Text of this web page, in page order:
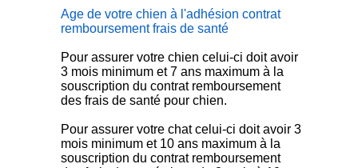
Age de votre chien à l'adhésion contrat
remboursement frais de santé
Pour assurer votre chien celui-ci doit avoir
3 mois minimum et 7 ans maximum à la
souscription du contrat remboursement
des frais de santé pour chien.
Pour assurer votre chat celui-ci doit avoir 3
mois minimum et 10 ans maximum à la
souscription du contrat remboursement